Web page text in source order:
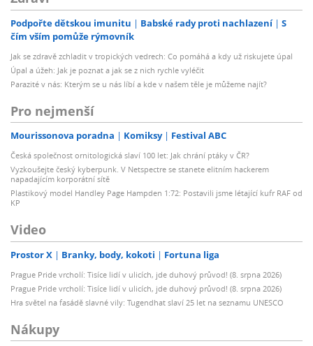
Podpořte dětskou imunitu Babské rady proti nachlazení
S
čím vším pomůže rýmovník
Jak se zdravě zchladit v tropických vedrech: Co pomáhá a kdy už riskujete úpal
Úpal a úžeh: Jak je poznat a jak se z nich rychle vyléčit
Parazité v nás: Kterým se u nás líbí a kde v našem těle je můžeme najít?
Pro nejmenší
Mourissonova poradna Komiksy Festival ABC
Česká společnost ornitologická slaví 100 let: Jak chrání ptáky v ČR?
Vyzkoušejte český kyberpunk. V Netspectre se stanete elitním hackerem
napadajícím korporátní sítě
Plastikový model Handley Page Hampden 1:72: Postavili jsme létající kufr RAF od
KP
Video
Prostor X Branky, body, kokoti Fortuna liga
Prague Pride vrcholí: Tisíce lidí v ulicích, jde duhový průvod! (8. srpna 2026)
Prague Pride vrcholí: Tisíce lidí v ulicích, jde duhový průvod! (8. srpna 2026)
Hra světel na fasádě slavné vily: Tugendhat slaví 25 let na seznamu UNESCO
Nákupy